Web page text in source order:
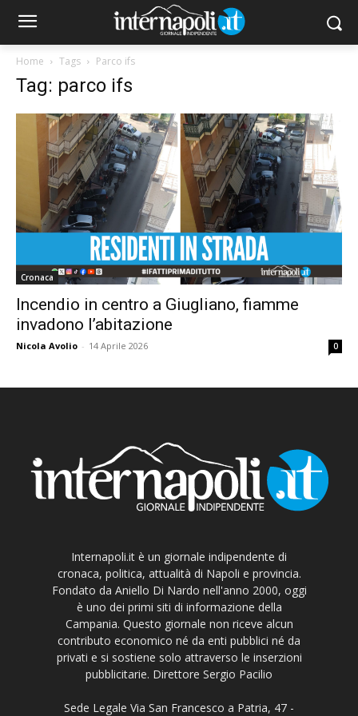
Home Tags Parco ifs
Tag: parco ifs
Cronaca
Incendio in centro a Giugliano, fiamme
invadono l’abitazione
Nicola Avolio - 14 Aprile 2026 0
Internapoli.it è un giornale indipendente di
cronaca, politica, attualità di Napoli e provincia.
Fondato da Aniello Di Nardo nell'anno 2000, oggi
è uno dei primi siti di informazione della
Campania. Questo giornale non riceve alcun
contributo economico né da enti pubblici né da
privati e si sostiene solo attraverso le inserzioni
pubblicitarie. Direttore Sergio Pacilio
Sede Legale Via San Francesco a Patria, 47 -